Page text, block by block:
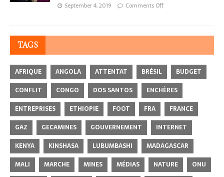
September 4, 2019 Comments Off
TAGS
AFRIQUE ANGOLA ATTENTAT BRÉSIL
BUDGET
CONFLIT
CONGO DOS SANTOS
ENCHÈRES
ENTREPRISES
ETHIOPIE FOOT FRA
FRANCE
GAZ
GECAMINES GOUVERNEMENT
INTERNET
KENYA
KINSHASA LUBUMBASHI
MADAGASCAR
MALI
MARCHE MINES MÉDIAS NATURE ONU